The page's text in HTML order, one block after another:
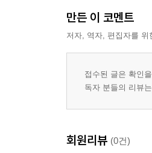
만든 이 코멘트
저자, 역자, 편집자를
접수된 글은 확인
독자 분들의 리뷰
회원리뷰 (0건)